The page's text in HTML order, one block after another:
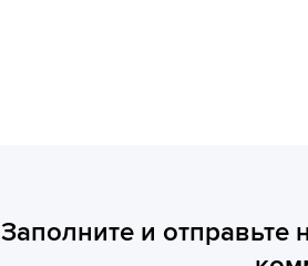
Заполните и